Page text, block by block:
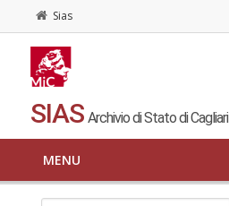
Sias
SIAS Archivio di Stato di Cagliari
MENU